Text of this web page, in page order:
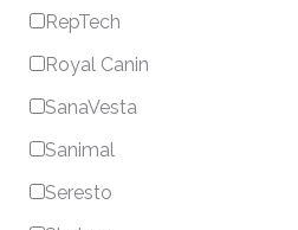
RepTech
Royal Canin
SanaVesta
Sanimal
Seresto